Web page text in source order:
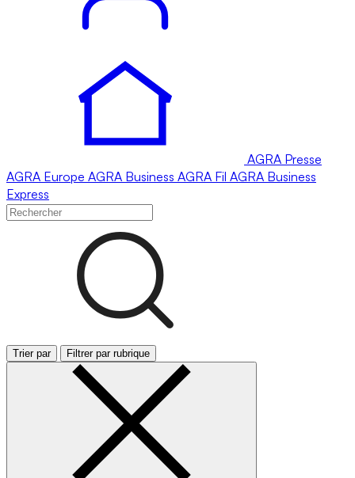
AGRA Presse
AGRA Europe AGRA Business AGRA Fil AGRA Business
Express
Trier par Filtrer par rubrique